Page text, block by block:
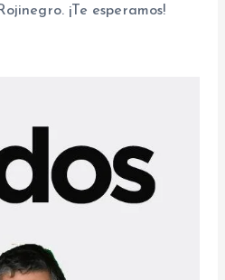
¡Te esperamos!